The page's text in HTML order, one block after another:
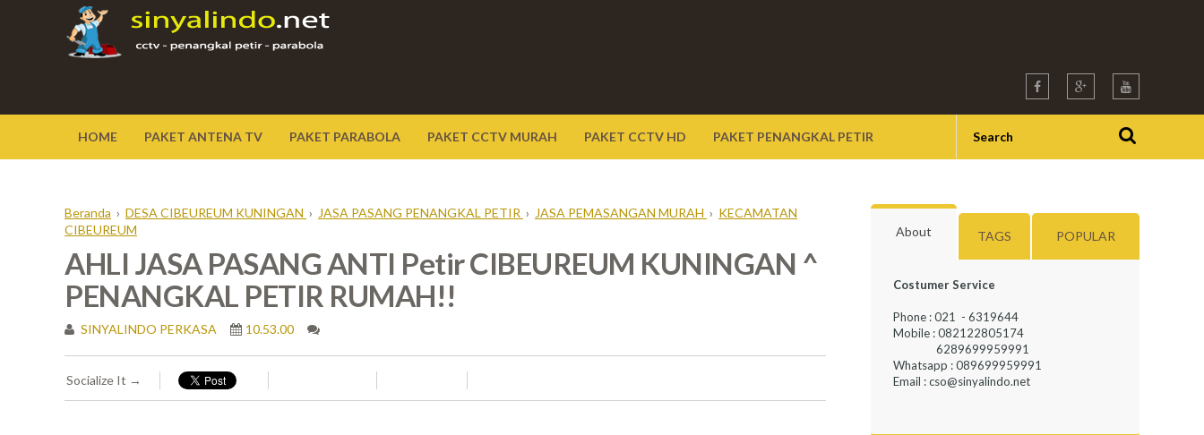
HOME PAKET ANTENA TV PAKET PARABOLA PAKET CCTV MURAH PAKET CCTV HD PAKET PENANGKAL PETIR
Beranda › DESA CIBEUREUM KUNINGAN › JASA PASANG PENANGKAL PETIR › JASA PEMASANGAN MURAH › KECAMATAN
CIBEUREUM
AHLI JASA PASANG ANTI Petir CIBEUREUM KUNINGAN ^
PENANGKAL PETIR RUMAH!!
SINYALINDO PERKASA 10.53.00
Socialize It →
About TAGS POPULAR
Costumer Service
Phone : 021 - 6319644
Mobile : 082122805174
6289699959991
Whatsapp : 089699959991
Email : cso@sinyalindo.net